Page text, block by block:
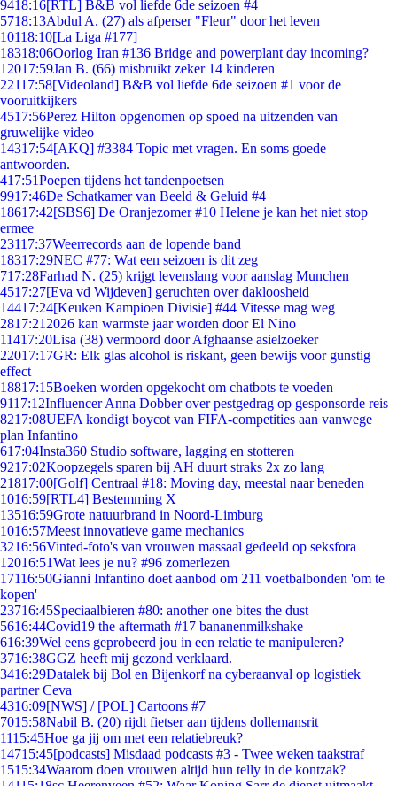
9418:16[RTL] B&B vol liefde 6de seizoen #4
5718:13Abdul A. (27) als afperser "Fleur" door het leven
10118:10[La Liga #177]
18318:06Oorlog Iran #136 Bridge and powerplant day incoming?
12017:59Jan B. (66) misbruikt zeker 14 kinderen
22117:58[Videoland] B&B vol liefde 6de seizoen #1 voor de
vooruitkijkers
4517:56Perez Hilton opgenomen op spoed na uitzenden van
gruwelijke video
14317:54[AKQ] #3384 Topic met vragen. En soms goede
antwoorden.
417:51Poepen tijdens het tandenpoetsen
9917:46De Schatkamer van Beeld & Geluid #4
18617:42[SBS6] De Oranjezomer #10 Helene je kan het niet stop
ermee
23117:37Weerrecords aan de lopende band
18317:29NEC #77: Wat een seizoen is dit zeg
717:28Farhad N. (25) krijgt levenslang voor aanslag Munchen
4517:27[Eva vd Wijdeven] geruchten over dakloosheid
14417:24[Keuken Kampioen Divisie] #44 Vitesse mag weg
2817:21 2026 kan warmste jaar worden door El Nino
11417:20Lisa (38) vermoord door Afghaanse asielzoeker
22017:17GR: Elk glas alcohol is riskant, geen bewijs voor gunstig
effect
18817:15Boeken worden opgekocht om chatbots te voeden
9117:12Influencer Anna Dobber over pestgedrag op gesponsorde reis
8217:08UEFA kondigt boycot van FIFA-competities aan vanwege
plan Infantino
617:04Insta360 Studio software, lagging en stotteren
9217:02Koopzegels sparen bij AH duurt straks 2x zo lang
21817:00[Golf] Centraal #18: Moving day, meestal naar beneden
1016:59[RTL4] Bestemming X
13516:59Grote natuurbrand in Noord-Limburg
1016:57Meest innovatieve game mechanics
3216:56Vinted-foto's van vrouwen massaal gedeeld op seksfora
12016:51Wat lees je nu? #96 zomerlezen
17116:50Gianni Infantino doet aanbod om 211 voetbalbonden 'om te
kopen'
23716:45Speciaalbieren #80: another one bites the dust
5616:44Covid19 the aftermath #17 bananenmilkshake
616:39Wel eens geprobeerd jou in een relatie te manipuleren?
3716:38GGZ heeft mij gezond verklaard.
3416:29Datalek bij Bol en Bijenkorf na cyberaanval op logistiek
partner Ceva
4316:09[NWS] / [POL] Cartoons #7
7015:58Nabil B. (20) rijdt fietser aan tijdens dollemansrit
1115:45Hoe ga jij om met een relatiebreuk?
14715:45[podcasts] Misdaad podcasts #3 - Twee weken taakstraf
1515:34Waarom doen vrouwen altijd hun telly in de kontzak?